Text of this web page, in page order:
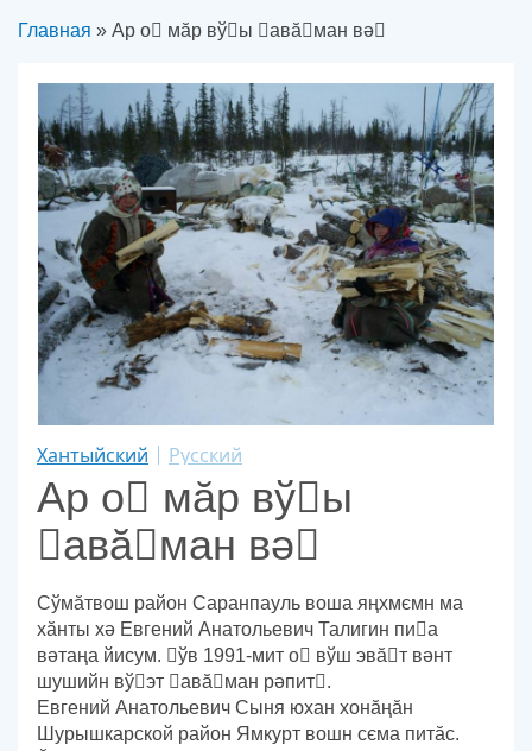
Вы здесь
Главная » Ар о мӑр вўы авӑман вә
Хантыйский Русский
Ар о мӑр вўы
авӑман вә
Сўмӑтвош район Саранпауль воша яңхмємн ма
хӑнты хә Евгений Анатольевич Талигин пиа
вәтаңа йисум. ўв 1991-мит о вўш эвӑт вәнт
шушийн вўэт авӑман рәпит.
Евгений Анатольевич Сыня юхан хонӑңӑн
Шурышкарской район Ямкурт вошн сєма питӑс.